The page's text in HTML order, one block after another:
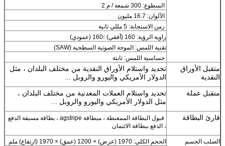
السطوع: 300 شمعة / م 2
الألوان: 16.7 مليون
زمن الاستجابة: 5 مللي ثانية
زاوية الرؤية: 160 (أفقي) ؛160 (عمودي)
تقنية اللمس: الموجة الصوتية السطحية (SAW)
حساسية اللمس: ثابتة
متقبل الأوراق
النقدية
تحديد واستلام الأوراق النقدية من مختلف البلدان ، مثل
الدولار الأمريكي واليورو والروبل ...
متقبل عملة
تحديد واستلام العملات المعدنية من مختلف البلدان ،
مثل الدولار الأمريكي واليورو والروبل ...
قارئ البطاقة
قبول البطاقة الممغنطة ، م
بطاقة agstripe ، بطاقة مسبقة الدفع
، الدفع ببطاقة الائتمان
الصلب الجسم
الحجم الكلي: 1970 (عرض) × 1200 (عمق) × 1970 (ارتفاع) ملم